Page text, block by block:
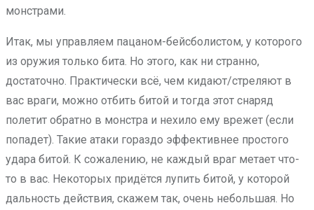
монстрами.
Итак, мы управляем пацаном-бейсболистом, у которого
из оружия только бита. Но этого, как ни странно,
достаточно. Практически всё, чем кидают/стреляют в
вас враги, можно отбить битой и тогда этот снаряд
полетит обратно в монстра и нехило ему врежет (если
попадет). Такие атаки гораздо эффективнее простого
удара битой. К сожалению, не каждый враг метает что-
то в вас. Некоторых придётся лупить битой, у которой
дальность действия, скажем так, очень небольшая. Но